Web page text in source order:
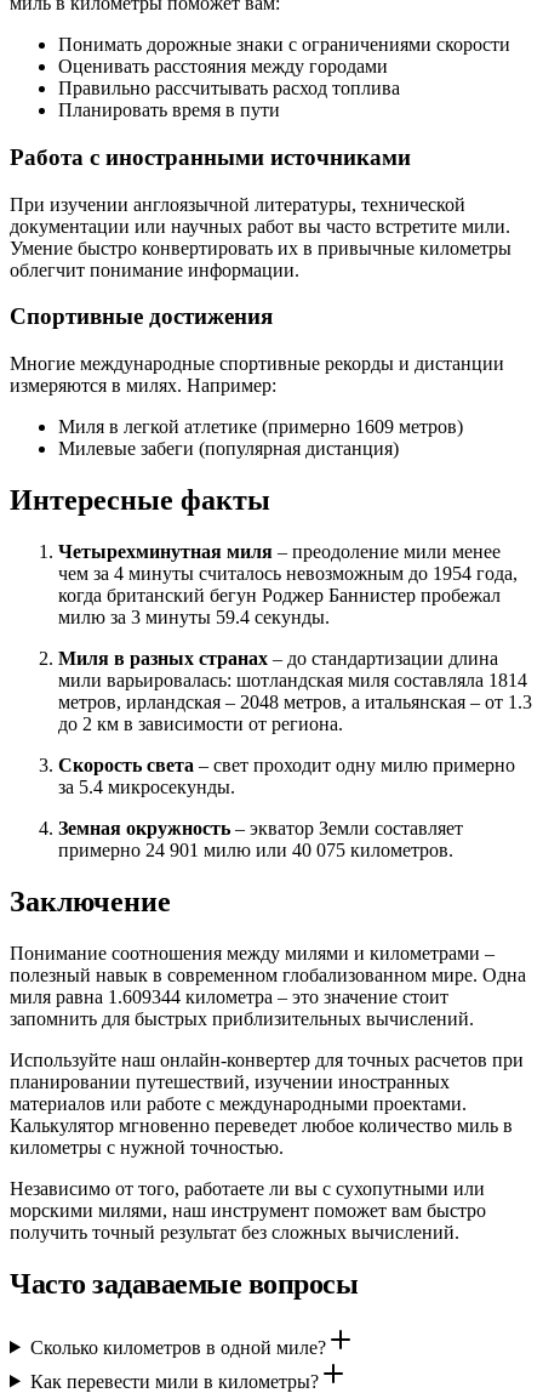
Понимать дорожные знаки с ограничениями скорости
Оценивать расстояния между городами
Правильно рассчитывать расход топлива
Планировать время в пути
Работа с иностранными источниками
При изучении англоязычной литературы, технической
документации или научных работ вы часто встретите мили.
Умение быстро конвертировать их в привычные километры
облегчит понимание информации.
Спортивные достижения
Многие международные спортивные рекорды и дистанции
измеряются в милях. Например:
Миля в легкой атлетике (примерно 1609 метров)
Милевые забеги (популярная дистанция)
Интересные факты
Четырехминутная миля – преодоление мили менее
чем за 4 минуты считалось невозможным до 1954 года,
когда британский бегун Роджер Баннистер пробежал
милю за 3 минуты 59.4 секунды.
Миля в разных странах – до стандартизации длина
мили варьировалась: шотландская миля составляла 1814
метров, ирландская – 2048 метров, а итальянская – от 1.3
до 2 км в зависимости от региона.
Скорость света – свет проходит одну милю примерно
за 5.4 микросекунды.
Земная окружность – экватор Земли составляет
примерно 24 901 милю или 40 075 километров.
Заключение
Понимание соотношения между милями и километрами –
полезный навык в современном глобализованном мире. Одна
миля равна 1.609344 километра – это значение стоит
запомнить для быстрых приблизительных вычислений.
Используйте наш онлайн-конвертер для точных расчетов при
планировании путешествий, изучении иностранных
материалов или работе с международными проектами.
Калькулятор мгновенно переведет любое количество миль в
километры с нужной точностью.
Независимо от того, работаете ли вы с сухопутными или
морскими милями, наш инструмент поможет вам быстро
получить точный результат без сложных вычислений.
Часто задаваемые вопросы
Сколько километров в одной миле?
Как перевести мили в километры?